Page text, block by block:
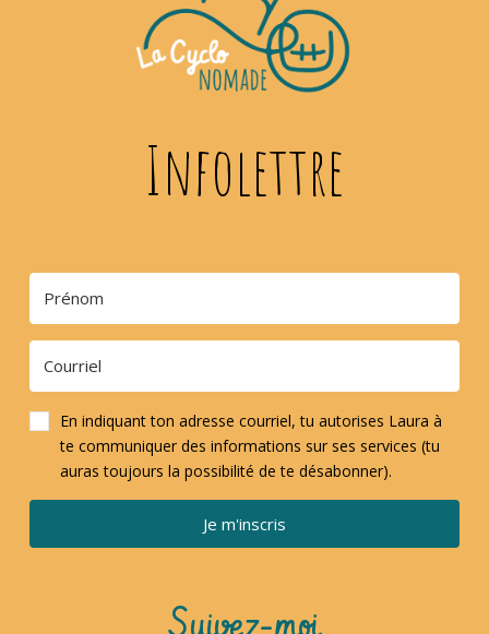
Infolettre
En indiquant ton adresse courriel, tu autorises Laura à
te communiquer des informations sur ses services (tu
auras toujours la possibilité de te désabonner).
Je m'inscris